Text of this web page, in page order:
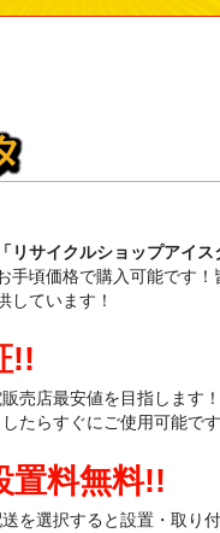
「リサイクルショップアイス
手頃価格で購入可能です
しています！
!!
売店最安値を目指します
たらすぐにご使用可能です
置料無料!!
を選択すると設置・取り